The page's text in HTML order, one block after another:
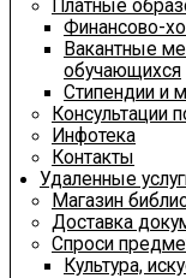
Платные
Финансово-
Вакантные
обучающихся
Стипендии и
Консультации
Инфотека
Контакты
Удаленные
Магазин
Доставка
Спроси
Культура,